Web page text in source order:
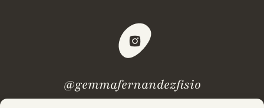
@gemmafernandezfisio